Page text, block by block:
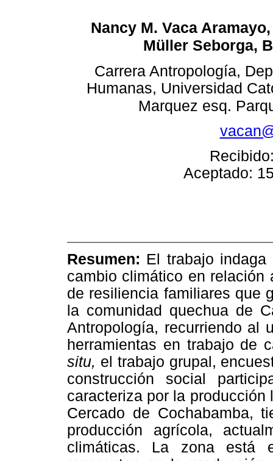
Nancy M. Vaca
Müller Seborga,
Carrera Antropología,
Humanas, Universidad
Marquez esq.
Aceptado:
Resumen: El trabajo
cambio climático en
de resiliencia familiares que
la comunidad quechua de
Antropología, recurriendo al
herramientas en trabajo de
situ, el trabajo grupal,
construcción social
caracteriza por la
Cercado de Cochabamba,
producción agrícola,
climáticas. La zona está